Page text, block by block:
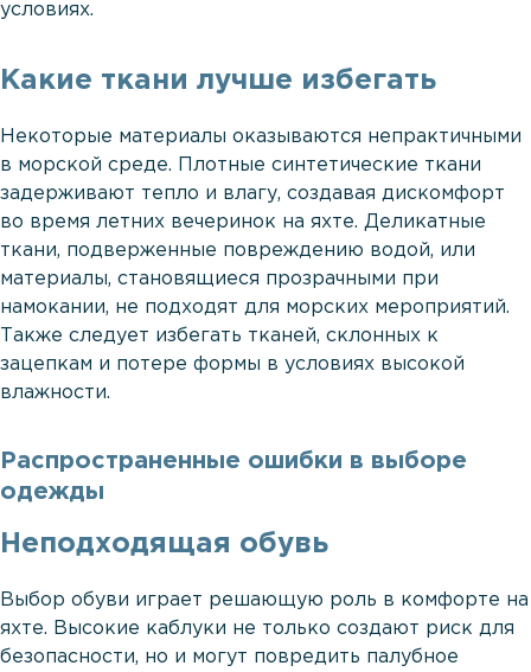
условиях.
Какие ткани лучше избегать
Некоторые материалы оказываются непрактичными
в морской среде. Плотные синтетические ткани
задерживают тепло и влагу, создавая дискомфорт
во время летних вечеринок на яхте. Деликатные
ткани, подверженные повреждению водой, или
материалы, становящиеся прозрачными при
намокании, не подходят для морских мероприятий.
Также следует избегать тканей, склонных к
зацепкам и потере формы в условиях высокой
влажности.
Распространенные ошибки в выборе
одежды
Неподходящая обувь
Выбор обуви играет решающую роль в комфорте на
яхте. Высокие каблуки не только создают риск для
безопасности, но и могут повредить палубное